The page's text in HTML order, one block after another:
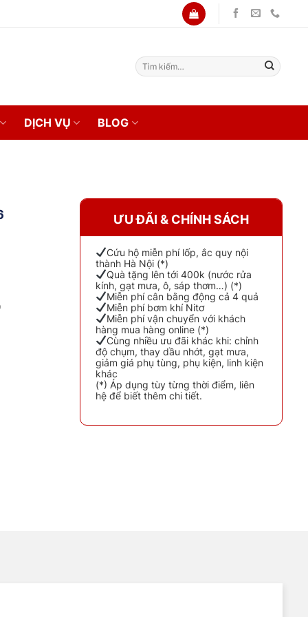
Tìm
kiếm:
DỊCH VỤ BLOG
ƯU ĐÃI & CHÍNH SÁCH
Cứu hộ miễn phí lốp, ắc quy nội
thành Hà Nội (*)
Quà tặng lên tới 400k (nước rửa
kính, gạt mưa, ô, sáp thơm…) (*)
Miễn phí cân bằng động cả 4 quả
Miễn phí bơm khí Nitơ
Miễn phí vận chuyển với khách
hàng mua hàng online (*)
Cùng nhiều ưu đãi khác khi: chỉnh
độ chụm, thay dầu nhớt, gạt mưa,
giảm giá phụ tùng, phụ kiện, linh kiện
khác
(*) Áp dụng tùy từng thời điểm, liên
hệ để biết thêm chi tiết.